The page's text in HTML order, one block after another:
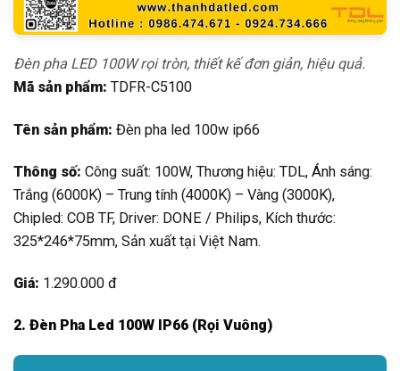
Đèn pha LED 100W rọi tròn, thiết kế đơn giản, hiệu quả.
Mã sản phẩm: TDFR-C5100
Tên sản phẩm: Đèn pha led 100w ip66
Thông số: Công suất: 100W, Thương hiệu: TDL, Ánh sáng:
Trắng (6000K) – Trung tính (4000K) – Vàng (3000K),
Chipled: COB TF, Driver: DONE / Philips, Kích thước:
325*246*75mm, Sản xuất tại Việt Nam.
Giá: 1.290.000 đ
2. Đèn Pha Led 100W IP66 (Rọi Vuông)